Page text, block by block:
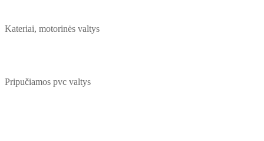
Kateriai, motorinės valtys
Pripučiamos pvc valtys